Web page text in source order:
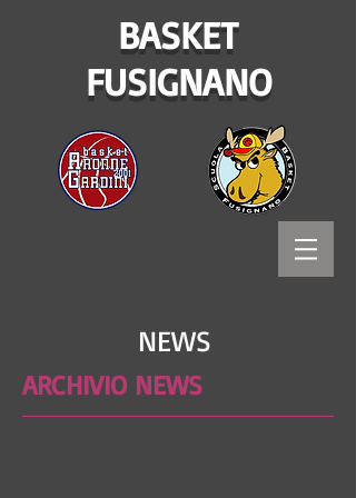
BASKET
FUSIGNANO
NEWS
ARCHIVIO NEWS